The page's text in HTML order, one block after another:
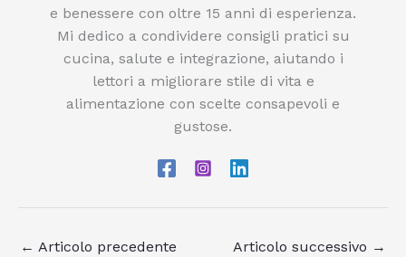
e benessere con oltre 15 anni di esperienza.
Mi dedico a condividere consigli pratici su
cucina, salute e integrazione, aiutando i
lettori a migliorare stile di vita e
alimentazione con scelte consapevoli e
gustose.
← Articolo precedente Articolo successivo →